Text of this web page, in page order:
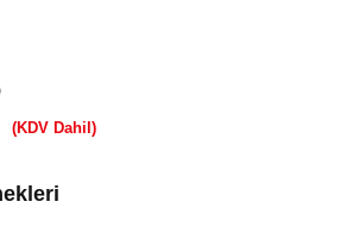
(KDV Dahil)